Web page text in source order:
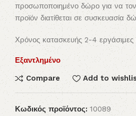
προσωποποιημένο δώρο για να τον
προϊόν διατίθεται σε συσκευασία
Χρόνος κατασκευής 2-4 εργάσιμες
Εξαντλημένο
Compare Add to
Κωδικός προϊόντος:10089